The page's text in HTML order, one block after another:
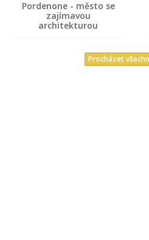
Pordenone - město se
zajímavou
architekturou
Procházet